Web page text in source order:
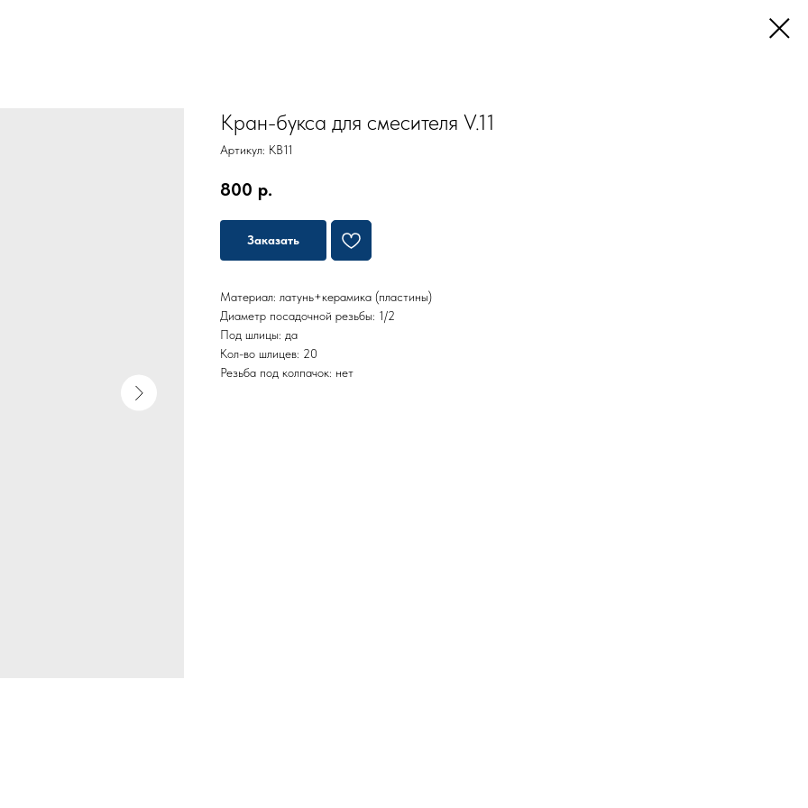
Кран-букса для смесителя V.11
Артикул: KB11
800 р.
Заказать
Материал: латунь+керамика (пластины)
Диаметр посадочной резьбы: 1/2
Под шлицы: да
Кол-во шлицев: 20
Резьба под колпачок: нет